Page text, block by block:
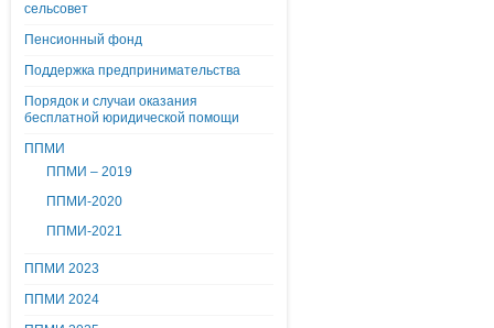
сельсовет
Пенсионный фонд
Поддержка предпринимательства
Порядок и случаи оказания
бесплатной юридической помощи
ППМИ
ППМИ – 2019
ППМИ-2020
ППМИ-2021
ППМИ 2023
ППМИ 2024